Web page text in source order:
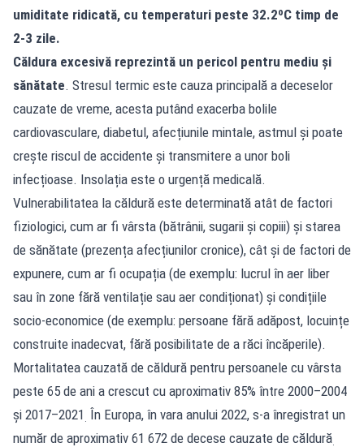
umiditate ridicată, cu temperaturi peste 32.2ºC timp de
2-3 zile.
Căldura excesivă reprezintă un pericol pentru mediu și
sănătate. Stresul termic este cauza principală a deceselor
cauzate de vreme, acesta putând exacerba bolile
cardiovasculare, diabetul, afecțiunile mintale, astmul și poate
crește riscul de accidente și transmitere a unor boli
infecțioase. Insolația este o urgență medicală.
Vulnerabilitatea la căldură este determinată atât de factori
fiziologici, cum ar fi vârsta (bătrânii, sugarii și copiii) și starea
de sănătate (prezența afecțiunilor cronice), cât și de factori de
expunere, cum ar fi ocupația (de exemplu: lucrul în aer liber
sau în zone fără ventilație sau aer condiționat) și condițiile
socio-economice (de exemplu: persoane fără adăpost, locuințe
construite inadecvat, fără posibilitate de a răci încăperile).
Mortalitatea cauzată de căldură pentru persoanele cu vârsta
peste 65 de ani a crescut cu aproximativ 85% între 2000–2004
și 2017–2021 În Europa, în vara anului 2022, s-a înregistrat un
număr de aproximativ 61 672 de decese cauzate de căldură